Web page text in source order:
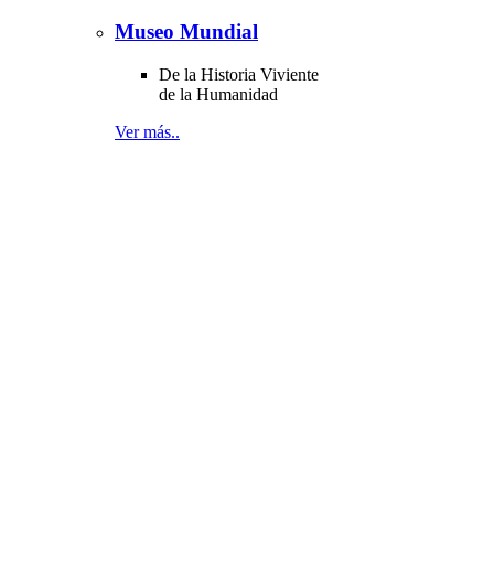
Museo Mundial
De la Historia Viviente
de la Humanidad
Ver más..